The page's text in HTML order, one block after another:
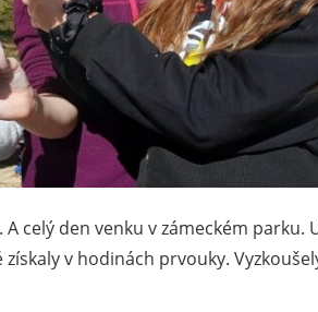
celý den venku v zámeckém parku.
v hodinách prvouky.